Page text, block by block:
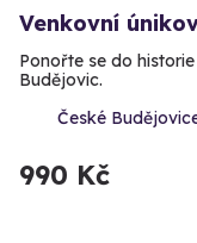
Venkovní
Ponořte se do
Budějovic.
České
990 Kč